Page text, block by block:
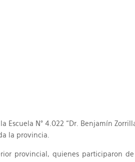
N° 4.022 “Dr. Benjamín
la provincia.
provincial, quienes participaron